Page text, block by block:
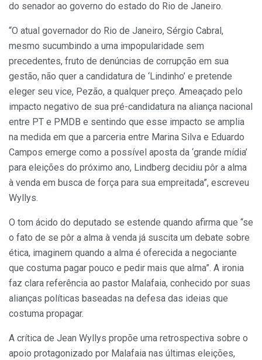
do senador ao governo do estado do Rio de Janeiro.
“O atual governador do Rio de Janeiro, Sérgio Cabral,
mesmo sucumbindo a uma impopularidade sem
precedentes, fruto de denúncias de corrupção em sua
gestão, não quer a candidatura de ‘Lindinho’ e pretende
eleger seu vice, Pezão, a qualquer preço. Ameaçado pelo
impacto negativo de sua pré-candidatura na aliança nacional
entre PT e PMDB e sentindo que esse impacto se amplia
na medida em que a parceria entre Marina Silva e Eduardo
Campos emerge como a possível aposta da ‘grande mídia’
para eleições do próximo ano, Lindberg decidiu pôr a alma
à venda em busca de força para sua empreitada”, escreveu
Wyllys.
O tom ácido do deputado se estende quando afirma que “se
o fato de se pôr a alma à venda já suscita um debate sobre
ética, imaginem quando a alma é oferecida a negociante
que costuma pagar pouco e pedir mais que alma”. A ironia
faz clara referência ao pastor Malafaia, conhecido por suas
alianças políticas baseadas na defesa das ideias que
costuma propagar.
A crítica de Jean Wyllys propõe uma retrospectiva sobre o
apoio protagonizado por Malafaia nas últimas eleições,